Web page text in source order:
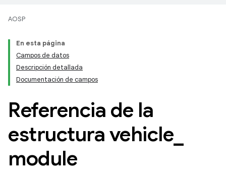
AOSP
En esta página
Campos de datos
Descripción detallada
Documentación de campos
Referencia de la
estructura vehicle
module